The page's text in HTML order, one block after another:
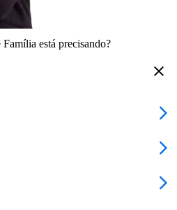
está precisando?